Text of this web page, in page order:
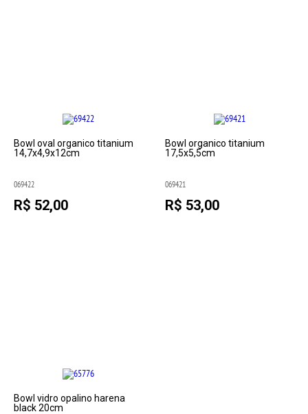
Bowl oval organico titanium
14,7x4,9x12cm
069422
R$ 52,00
Bowl organico titanium
17,5x5,5cm
069421
R$ 53,00
Bowl vidro opalino harena
black 20cm